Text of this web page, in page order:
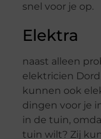
snel voor je op.
Elektra
naast alleen
elektricien
kunnen ook
dingen voor je
in de tuin,
tuin wilt? Zij